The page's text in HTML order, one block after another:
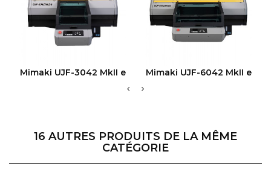
VOIR LE PRODUIT
Mimaki UJF-3042 MkII e VOIR LE PRODUIT
Mimaki UJF-6042 MkII e
16 AUTRES PRODUITS DE LA MÊME
CATÉGORIE